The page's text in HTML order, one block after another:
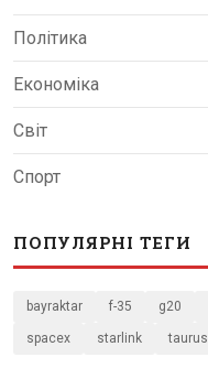
Політика
Економіка
Світ
Спорт
ПОПУЛЯРНІ ТЕГИ
bayraktar f-35 g20
spacex starlink taurus